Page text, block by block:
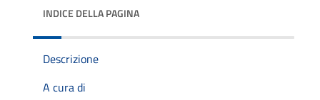
INDICE DELLA PAGINA
Descrizione
A cura di